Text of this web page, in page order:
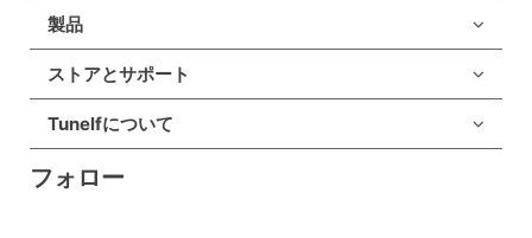
製品
ストアとサポート
Tunelfについて
フォロー